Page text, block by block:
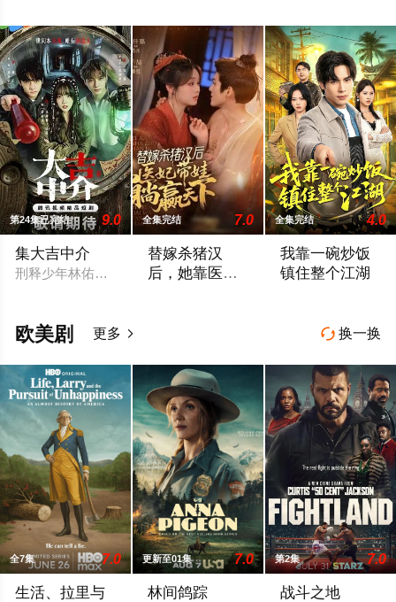
第24集已完结 9.0
集大吉中介
刑释少年林佑（刘昊宇 饰）凭借八字过硬误入“大吉中介”，成
全集完结 7.0
替嫁杀猪汉
后，她靠医术
全集完结 4.0
我靠一碗炒饭
镇住整个江湖
 换一换
欧美剧 更多 
全7集 7.0
生活、拉里与
更新至01集 7.0
林间鸽踪
第2集 7.0
战斗之地